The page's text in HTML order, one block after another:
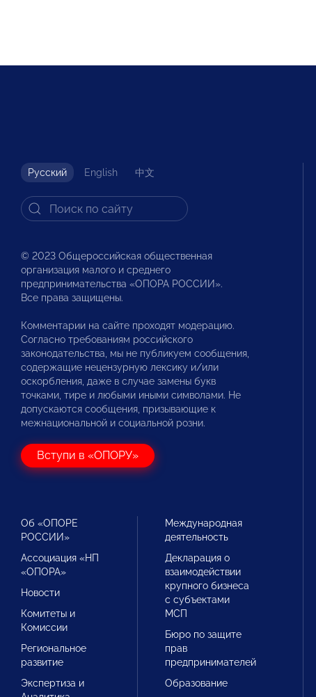
Русский English 中文
© 2023 Общероссийская общественная
организация малого и среднего
предпринимательства «ОПОРА РОССИИ».
Все права защищены.
Комментарии на сайте проходят модерацию.
Согласно требованиям российского
законодательства, мы не публикуем сообщения,
содержащие нецензурную лексику и/или
оскорбления, даже в случае замены букв
точками, тире и любыми иными символами. Не
допускаются сообщения, призывающие к
межнациональной и социальной розни.
Вступи в «ОПОРУ»
Об «ОПОРЕ
РОССИИ»
Ассоциация «НП
«ОПОРА»
Новости
Комитеты и
Комиссии
Региональное
развитие
Экспертиза и
Международная
деятельность
Декларация о
взаимодействии
крупного бизнеса
с субъектами
МСП
Бюро по защите
прав
предпринимателей
Образование